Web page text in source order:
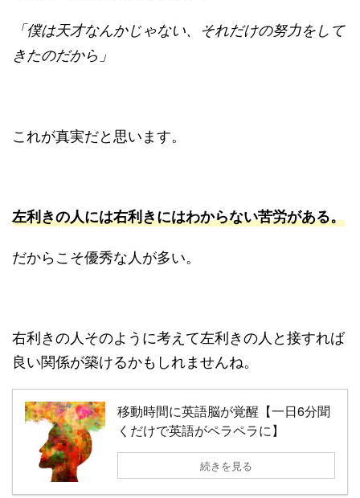
「僕は天才なんかじゃない、それだけの努力をして
きたのだから」
これが真実だと思います。
左利きの人には右利きにはわからない苦労がある。
だからこそ優秀な人が多い。
右利きの人そのように考えて左利きの人と接すれば
良い関係が築けるかもしれませんね。
移動時間に英語脳が覚醒【一日6分聞
くだけで英語がペラペラに】
続きを見る